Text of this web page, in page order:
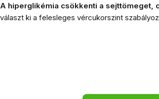
A hiperglikémia csökkenti a sejttömeget,
választ ki a felesleges vércukorszint